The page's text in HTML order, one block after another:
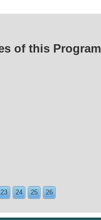
of this Program
23 24 25 26